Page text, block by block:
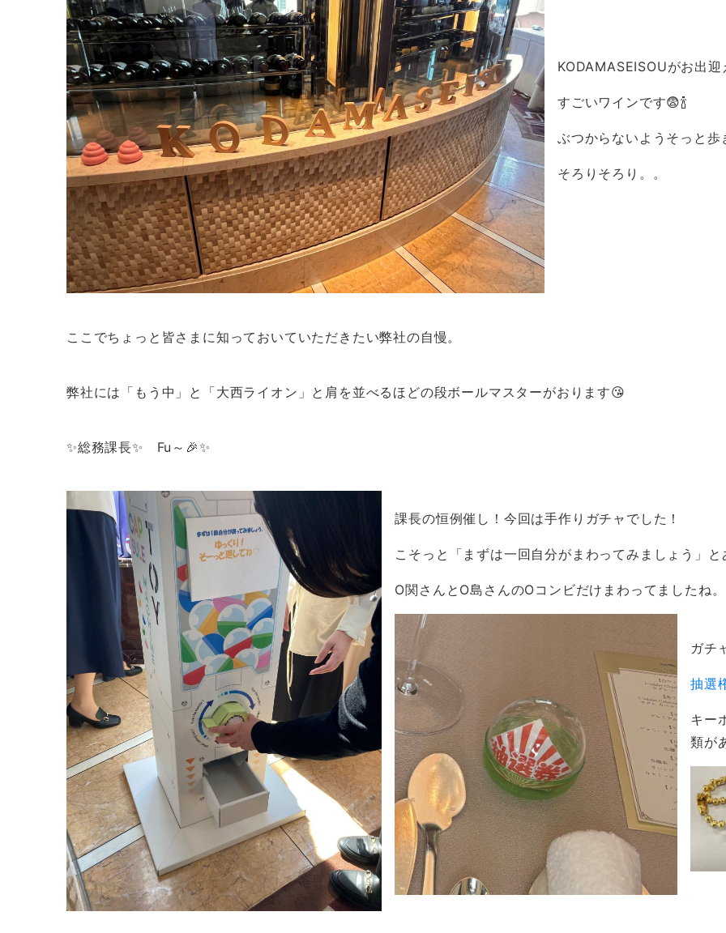
KODAMASEISOUがお出
すごいワインです😨🍾
ぶつからないようそっと歩
そろりそろり。。
ここでちょっと皆さまに知っておいていただきたい弊社の自慢。
弊社には「もう中」と「大西ライオン」と肩を並べるほどの段ボールマスターがおります😘
✨総務課長✨ Fu～🎉✨
課長の恒例催し！今回は手作りガチャでした！
こそっと「まずは一回自分がまわってみましょう」と
O関さんとO島さんのOコンビだけまわってましたね。
ガチ
抽選
キー
類が